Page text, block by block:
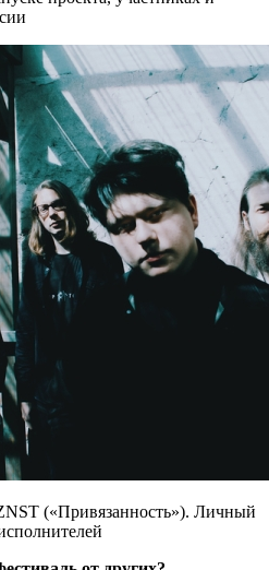
(«Привязанность»). Личный